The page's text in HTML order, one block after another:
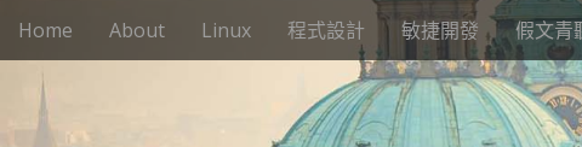
M
i
Home About Linux 程式設計 敏捷開發 假文青